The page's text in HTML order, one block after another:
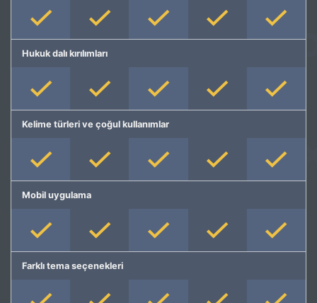
Hukuk dalı kırılımları
Kelime türleri ve çoğul kullanımlar
Mobil uygulama
Farklı tema seçenekleri